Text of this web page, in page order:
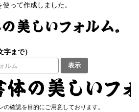
使って作成しました。
まで）
表示
確認を目的にご用意しております。